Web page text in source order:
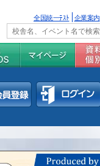
全国統一ﾃｽﾄ 企業案内